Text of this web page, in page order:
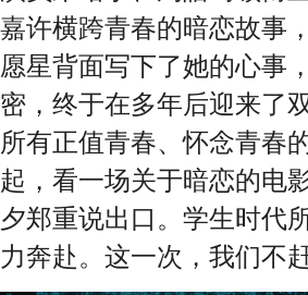
嘉许横跨青春的暗恋故事
愿星背面写下了她的心事
密，终于在多年后迎来了
所有正值青春、怀念青春
起，看一场关于暗恋的电
夕郑重说出口。学生时代
力奔赴。这一次，我们不